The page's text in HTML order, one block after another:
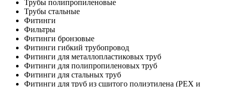
Трубы полипропиленовые
Трубы стальные
Фитинги
Фильтры
Фитинги бронзовые
Фитинги гибкий трубопровод
Фитинги для металлопластиковых труб
Фитинги для полипропиленовых труб
Фитинги для стальных труб
Фитинги для труб из сшитого полиэтилена (PEX и